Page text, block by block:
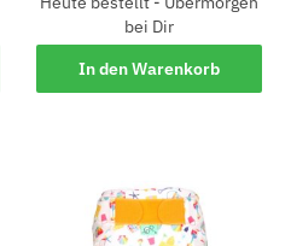
bei Dir
In den Warenkorb